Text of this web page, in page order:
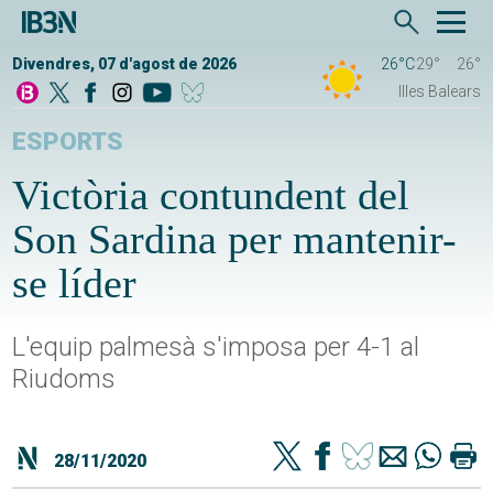
Divendres, 07 d'agost de 2026 26°C29°
26°
Illes Balears
ESPORTS
Victòria contundent del
Son Sardina per mantenir-
se líder
L'equip palmesà s'imposa per 4-1 al
Riudoms
28/11/2020